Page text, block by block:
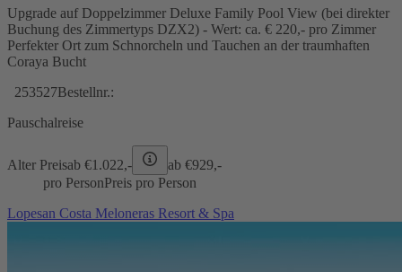
Upgrade auf Doppelzimmer Deluxe Family Pool View (bei direkter
Buchung des Zimmertyps DZX2) - Wert: ca. € 220,- pro Zimmer
Perfekter Ort zum Schnorcheln und Tauchen an der traumhaften
Coraya Bucht
253527Bestellnr.:
Pauschalreise
Alter Preisab €1.022,- ab €929,-
pro PersonPreis pro Person
Lopesan Costa Meloneras Resort & Spa